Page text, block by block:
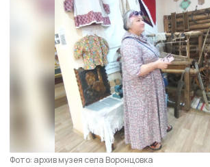
Фото: архив музея села Воронцовка